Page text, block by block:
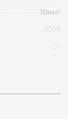
10мм²
400В